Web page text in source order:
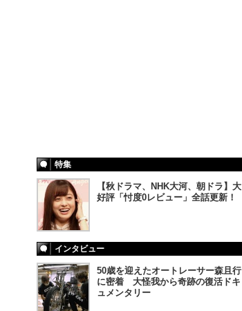
特集
【秋ドラマ、NHK大河、朝ドラ】大
好評「忖度0レビュー」全話更新！
インタビュー
50歳を迎えたオートレーサー森且行
に密着 大怪我から奇跡の復活ドキ
ュメンタリー